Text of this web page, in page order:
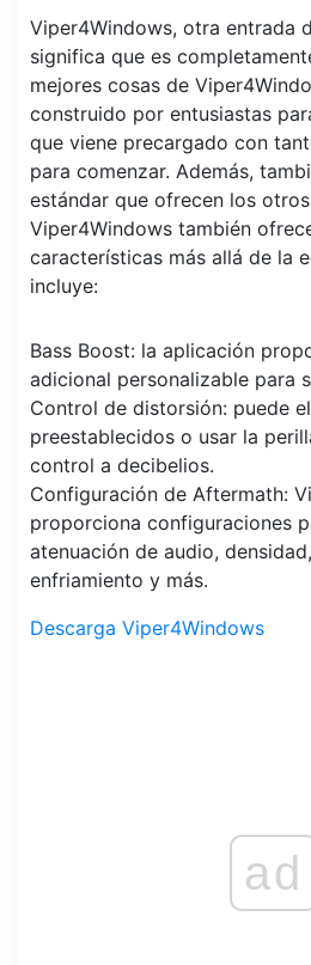
Viper4Windows, otra entrada
significa que es
mejores cosas de
construido por entusiastas
que viene precargado con
para comenzar. Además,
estándar que ofrecen los
Viper4Windows también
características más allá de la
incluye:
Bass Boost: la aplicación
adicional personalizable para
Control de distorsión: puede
preestablecidos o usar la
control a decibelios.
Configuración de Aftermath:
proporciona configuraciones
atenuación de audio,
enfriamiento y más.
Descarga Viper4Windows
ad